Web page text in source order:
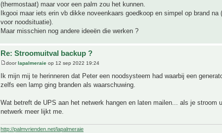
(thermostaat) maar voor een palm zou het kunnen.
Ikgooi maar iets erin vb dikke noveenkaars goedkoop en simpel op brand na
voor noodsituatie).
Maar misschien nog andere ideeën die werken ?
Re: Stroomuitval backup ?
doorlapalmeraie op 12 sep 2022 19:24
Ik mijn mij te herinneren dat Peter een noodsysteem had waarbij een
zelfs een lamp ging branden als waarschuwing.
Wat betreft de UPS aan het netwerk hangen en laten mailen... als je stroom
netwerk meer lijkt me.
http://palmvrienden.net/lapalmeraie